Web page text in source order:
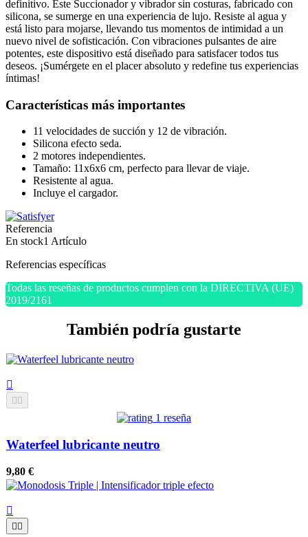
definitivo. Este Succionador y vibrador sin costuras, fabricado con
silicona, se sumerge en una experiencia de lujo. Resiste al agua y
está listo para mojarse, llevando tus momentos de intimidad a un
nuevo nivel de sofisticación. Con vibraciones pulsantes de aire
potentes, este dispositivo está diseñado para satisfacer todos tus
deseos. ¡Sumérgete en el placer absoluto y redefine tus experiencias
íntimas!
Características más importantes
11 velocidades de succión y 12 de vibración.
Silicona efecto seda.
2 motores independientes.
Tamaño: 11x6x6 cm, perfecto para llevar de viaje.
Resistente al agua.
Incluye el cargador.
Referencia
En stock1 Artículo
Referencias específicas
Todas las reseñas de productos cumplen con la DIRECTIVA (UE)
2019/2161
También podría gustarte

 
1 reseña
Waterfeel lubricante neutro
9,80 €

